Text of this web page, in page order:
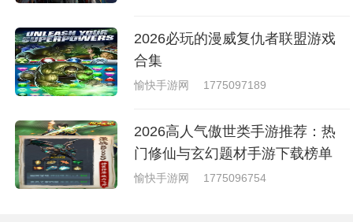
2026必玩的漫威复仇者联盟游戏
合集
愉快手游网 1775097189
2026高人气傲世类手游推荐：热
门修仙与玄幻题材手游下载榜单
愉快手游网 1775096754